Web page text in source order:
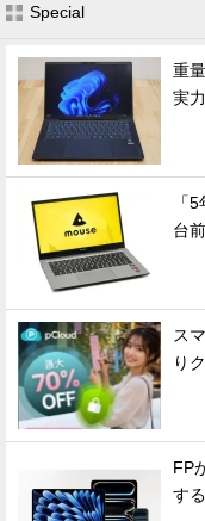
Special
重
実
「
台
ス
り
FP
す